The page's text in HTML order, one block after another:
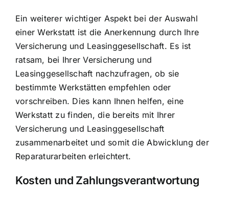
Ein weiterer wichtiger Aspekt bei der Auswahl
einer Werkstatt ist die Anerkennung durch Ihre
Versicherung und Leasinggesellschaft. Es ist
ratsam, bei Ihrer Versicherung und
Leasinggesellschaft nachzufragen, ob sie
bestimmte Werkstätten empfehlen oder
vorschreiben. Dies kann Ihnen helfen, eine
Werkstatt zu finden, die bereits mit Ihrer
Versicherung und Leasinggesellschaft
zusammenarbeitet und somit die Abwicklung der
Reparaturarbeiten erleichtert.
Kosten und Zahlungsverantwortung